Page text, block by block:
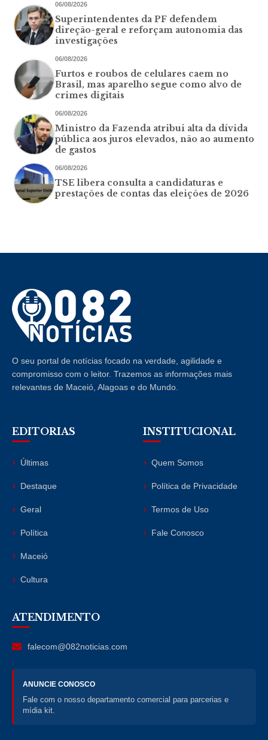
06/08/2026
Superintendentes da PF defendem
direção-geral e reforçam autonomia das
investigações
06/08/2026
Furtos e roubos de celulares caem no
Brasil, mas aparelho segue como alvo de
crimes digitais
06/08/2026
Ministro da Fazenda atribui alta da dívida
pública aos juros elevados, não ao aumento
de gastos
06/08/2026
TSE libera consulta a candidaturas e
prestações de contas das eleições de 2026
O seu portal de notícias focado na verdade, agilidade e
compromisso com o leitor. Trazemos as informações mais
relevantes de Maceió, Alagoas e do Mundo.
EDITORIAS
Últimas
Destaque
Geral
Política
Maceió
Cultura
INSTITUCIONAL
Quem Somos
Política de Privacidade
Termos de Uso
Fale Conosco
ATENDIMENTO
falecom@082noticias.com
ANUNCIE CONOSCO
Fale com o nosso departamento comercial para parcerias e
mídia kit.